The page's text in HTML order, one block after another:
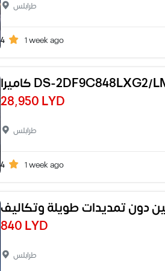
طرابلس
4 1 week ago
28,950 LYD
طرابلس
4 1 week ago
دون تمديدات طويلة وتكاليف
840 LYD
طرابلس